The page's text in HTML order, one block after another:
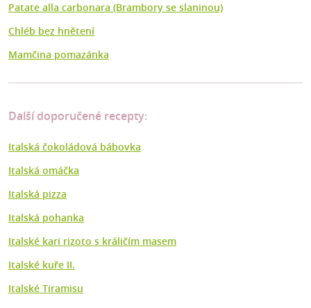
Patate alla carbonara (Brambory se slaninou)
Chléb bez hnětení
Mamčina pomazánka
Další doporučené recepty:
Italská čokoládová bábovka
Italská omáčka
Italská pizza
Italská pohanka
Italské kari rizoto s králičím masem
Italské kuře II.
Italské Tiramisu